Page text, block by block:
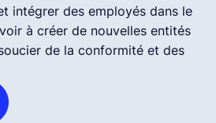
intégrer des employés dans le
à créer de nouvelles entités
de la conformité et des